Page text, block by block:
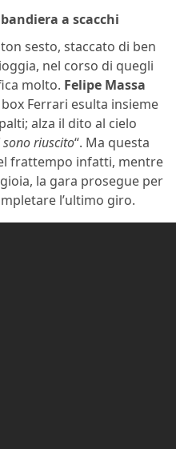
a scacchi
sesto, staccato di ben
nel corso di quegli
molto. Felipe Massa
Ferrari esulta insieme
alza il dito al cielo
sono riuscito“. Ma questa
frattempo infatti, mentre
la gara prosegue per
l’ultimo giro.